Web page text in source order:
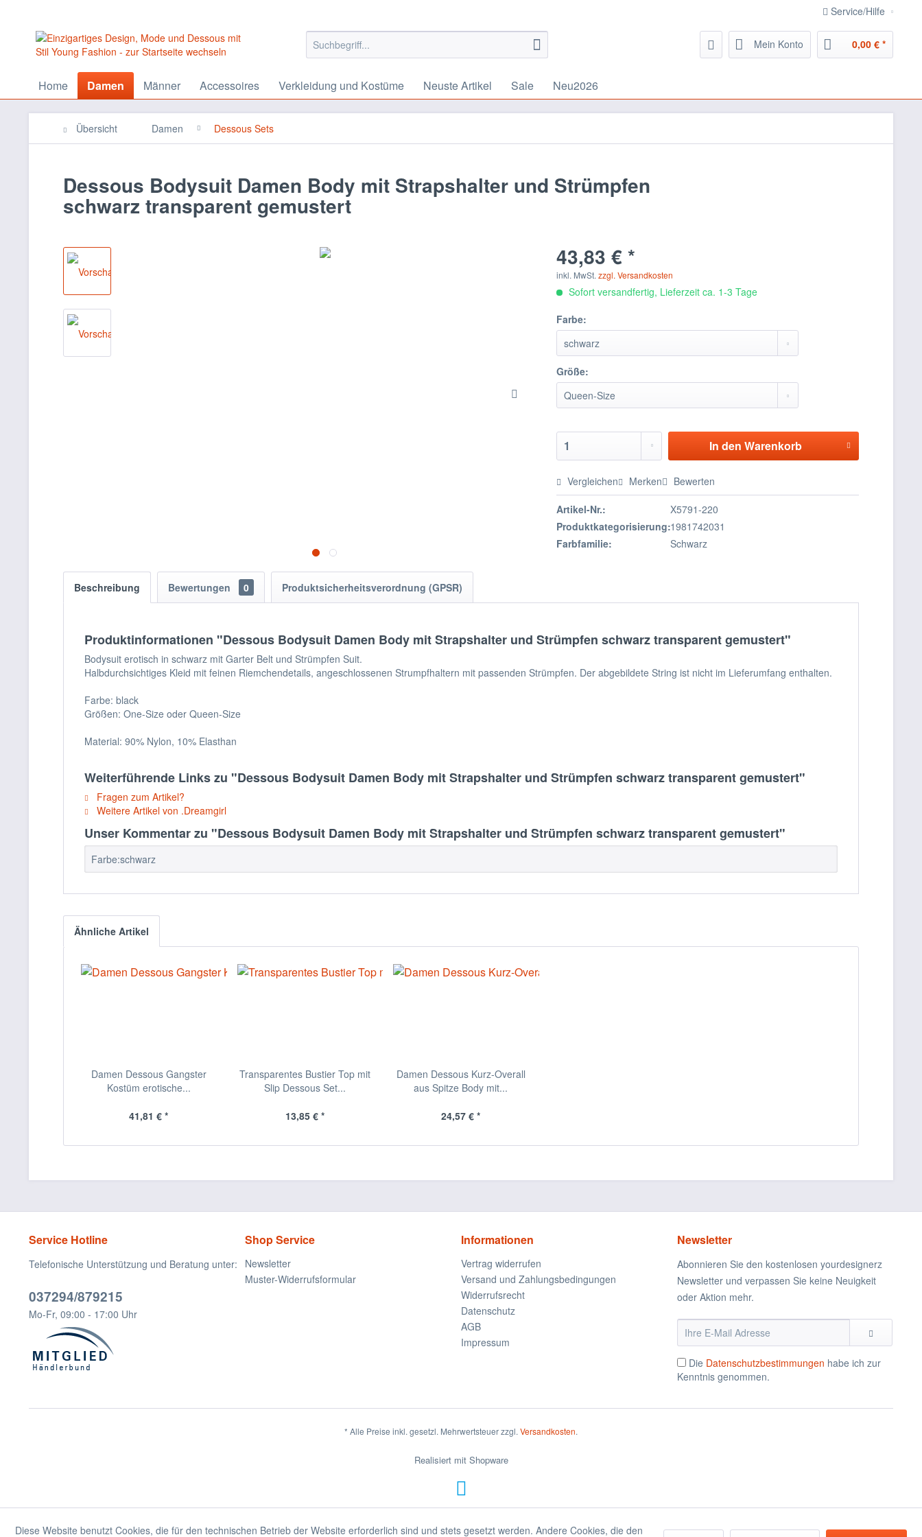
Service/Hilfe
Mein Konto 0,00 € *
Home Damen Männer Accessoires Verkleidung und Kostüme Neuste Artikel Sale Neu2026
Übersicht Damen Dessous Sets
Dessous Bodysuit Damen Body mit Strapshalter und Strümpfen
schwarz transparent gemustert
43,83 € *
inkl. MwSt.zzgl. Versandkosten
Sofort versandfertig, Lieferzeit ca. 1-3 Tage
Farbe:
Größe:
In den Warenkorb
Vergleichen Merken Bewerten
Artikel-Nr.:
X5791-220
Produktkategorisierung:1981742031
Farbfamilie:
Schwarz
Beschreibung Bewertungen 0 Produktsicherheitsverordnung (GPSR)
Produktinformationen "Dessous Bodysuit Damen Body mit Strapshalter und Strümpfen schwarz transparent gemustert"
Bodysuit erotisch in schwarz mit Garter Belt und Strümpfen Suit.
Halbdurchsichtiges Kleid mit feinen Riemchendetails, angeschlossenen Strumpfhaltern mit passenden Strümpfen. Der abgebildete String ist nicht im Lieferumfang enthalten.
Farbe: black
Größen: One-Size oder Queen-Size
Material: 90% Nylon, 10% Elasthan
Weiterführende Links zu "Dessous Bodysuit Damen Body mit Strapshalter und Strümpfen schwarz transparent gemustert"
Fragen zum Artikel?
Weitere Artikel von .Dreamgirl
Unser Kommentar zu "Dessous Bodysuit Damen Body mit Strapshalter und Strümpfen schwarz transparent gemustert"
Farbe:schwarz
Ähnliche Artikel
Damen Dessous Gangster
Kostüm erotische...
41,81 € *
Transparentes Bustier Top mit
Slip Dessous Set...
13,85 € *
Damen Dessous Kurz-Overall
aus Spitze Body mit...
24,57 € *
Service Hotline
Telefonische Unterstützung und Beratung unter:
037294/879215
Mo-Fr, 09:00 - 17:00 Uhr
Shop Service
Newsletter
Muster-Widerrufsformular
Informationen
Vertrag widerrufen
Versand und Zahlungsbedingungen
Widerrufsrecht
Datenschutz
AGB
Impressum
Newsletter
Abonnieren Sie den kostenlosen yourdesignerz
Newsletter und verpassen Sie keine Neuigkeit
oder Aktion mehr.
Die Datenschutzbestimmungen habe ich zur
Kenntnis genommen.
* Alle Preise inkl. gesetzl. Mehrwertsteuer zzgl. Versandkosten.
Realisiert mit Shopware
Diese Website benutzt Cookies, die für den technischen Betrieb der Website erforderlich sind und stets gesetzt werden. Andere Cookies, die den